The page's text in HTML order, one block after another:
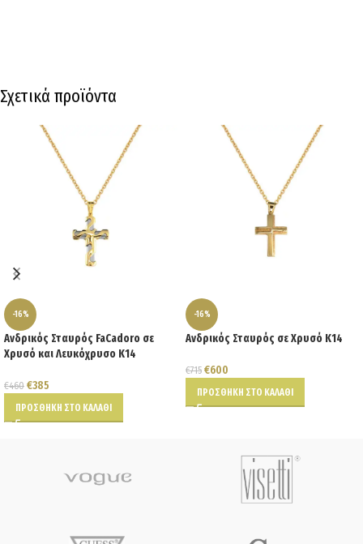
Σχετικά προϊόντα
-16%
Ανδρικός Σταυρός FaCadoro σε
Χρυσό και Λευκόχρυσο Κ14
€460 €385
ΠΡΟΣΘΉΚΗ ΣΤΟ ΚΑΛΆΘΙ
-16%
Ανδρικός Σταυρός σε Χρυσό Κ14
€715 €600
ΠΡΟΣΘΉΚΗ ΣΤΟ ΚΑΛΆΘΙ